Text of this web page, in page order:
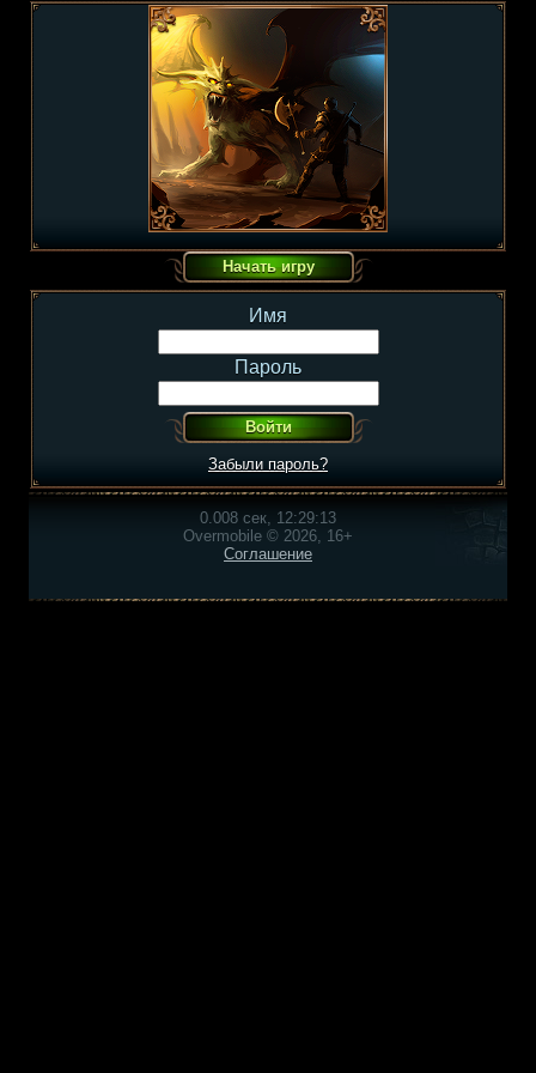
Имя
Пароль
Забыли пароль?
0.008 сек, 12:29:13
Overmobile © 2026, 16+
Соглашение